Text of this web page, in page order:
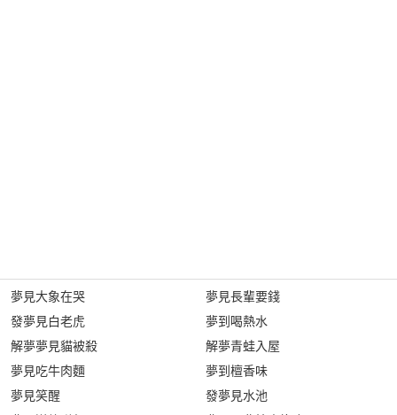
夢見大象在哭
發夢見白老虎
解夢夢見貓被殺
夢見吃牛肉麵
夢見笑醒
夢見長輩要錢
夢到喝熱水
解夢青蛙入屋
夢到檀香味
發夢見水池